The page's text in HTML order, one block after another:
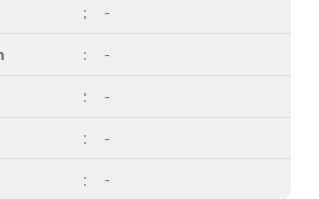
:
-
:
-
:
-
:
-
: -